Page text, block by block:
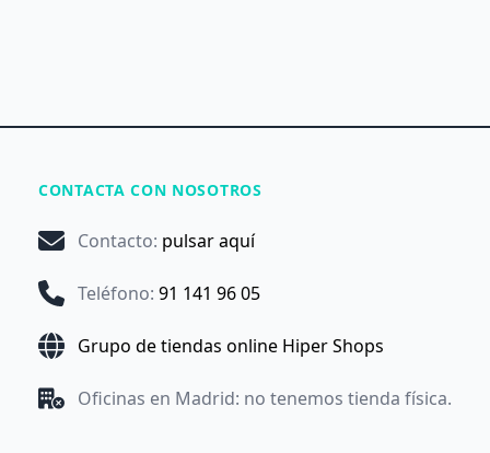
CONTACTA CON NOSOTROS
Contacto: pulsar aquí
Teléfono: 91 141 96 05
Grupo de tiendas online Hiper Shops
Oficinas en Madrid: no tenemos tienda física.